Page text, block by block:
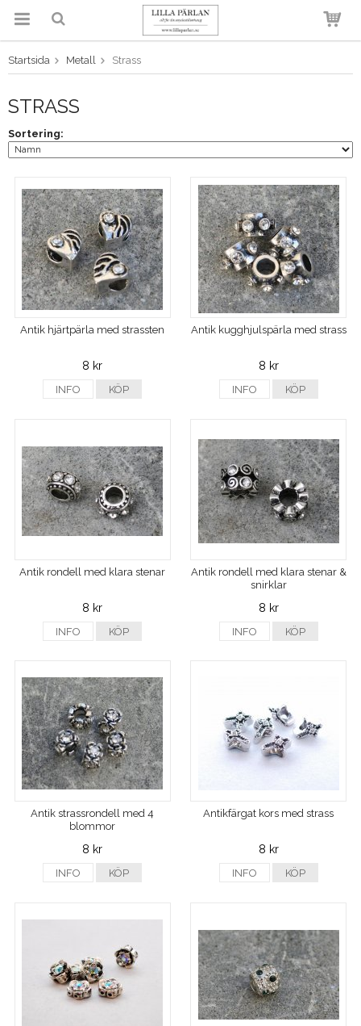
Produkten har blivit tillagd i
varukorgen
Startsida Metall Strass
STRASS
Sortering:
Antik hjärtpärla med strassten
8 kr
INFO KÖP
Antik kugghjulspärla med strass
8 kr
INFO KÖP
Antik rondell med klara stenar
8 kr
INFO KÖP
Antik rondell med klara stenar &
snirklar
8 kr
INFO KÖP
Antik strassrondell med 4
blommor
8 kr
INFO KÖP
Antikfärgat kors med strass
8 kr
INFO KÖP